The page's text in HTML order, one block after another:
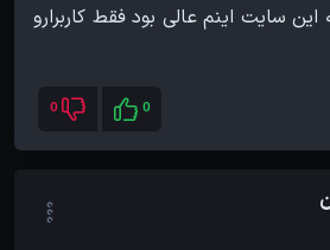
سایت اینم عالی بود فقط کاربرارو
0
0